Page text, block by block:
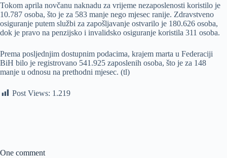
Tokom aprila novčanu naknadu za vrijeme nezaposlenosti koristilo je
10.787 osoba, što je za 583 manje nego mjesec ranije. Zdravstveno
osiguranje putem službi za zapošljavanje ostvarilo je 180.626 osoba,
dok je pravo na penzijsko i invalidsko osiguranje koristila 311 osoba.
Prema posljednjim dostupnim podacima, krajem marta u Federaciji
BiH bilo je registrovano 541.925 zaposlenih osoba, što je za 148
manje u odnosu na prethodni mjesec. (tl)
Post Views: 1.219
One comment